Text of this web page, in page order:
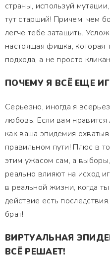
страны, используй
тут старший! Причем, чем
легче тебе затащить.
настоящая фишка, которая
подхода, а не просто
ПОЧЕМУ Я ВСЁ ЕЩЕ
Серьезно, иногда я
любовь. Если вам нравится
как ваша эпидемия
правильном пути! Плюс в
этим ужасом сам, а
реально влияют на исход
в реальной жизни, когда
действие есть
брат!
ВИРТУАЛЬНАЯ
ВСЁ РЕШАЕТ!